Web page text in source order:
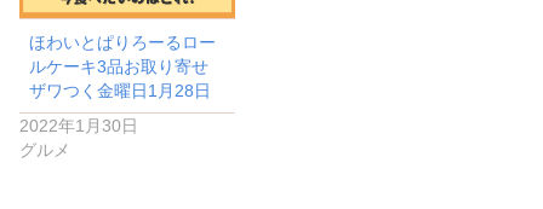
ほわいとぱりろーるロー
ルケーキ3品お取り寄せ
ザワつく金曜日1月28日
2022年1月30日
グルメ